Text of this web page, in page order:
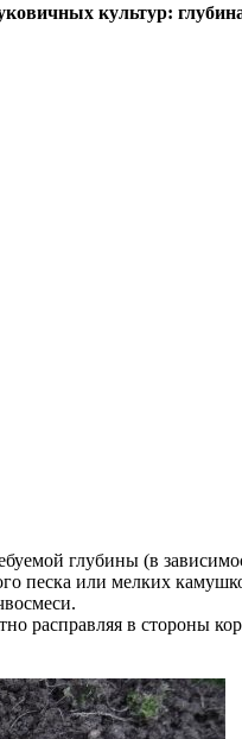
культур:
глубины (в
песка или мелких
расправляя в стороны